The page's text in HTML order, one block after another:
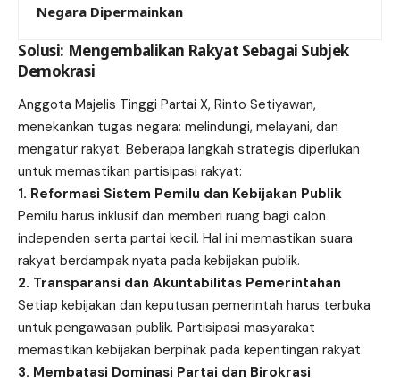
Negara Dipermainkan
Solusi: Mengembalikan Rakyat Sebagai Subjek
Demokrasi
Anggota Majelis Tinggi Partai X, Rinto Setiyawan,
menekankan tugas negara: melindungi, melayani, dan
mengatur rakyat. Beberapa langkah strategis diperlukan
untuk memastikan partisipasi rakyat:
1. Reformasi Sistem Pemilu dan Kebijakan Publik
Pemilu harus inklusif dan memberi ruang bagi calon
independen serta partai kecil. Hal ini memastikan suara
rakyat berdampak nyata pada kebijakan publik.
2. Transparansi dan Akuntabilitas Pemerintahan
Setiap kebijakan dan keputusan pemerintah harus terbuka
untuk pengawasan publik. Partisipasi masyarakat
memastikan kebijakan berpihak pada kepentingan rakyat.
3. Membatasi Dominasi Partai dan Birokrasi